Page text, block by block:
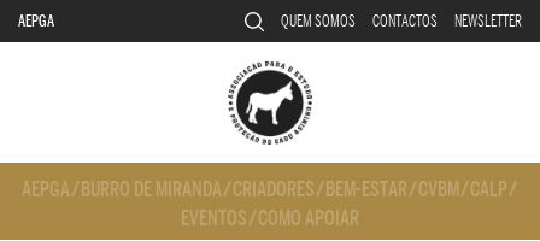
AEPGA QUEM SOMOS CONTACTOS NEWSLETTER
AEPGA/ BURRO DE MIRANDA/CRIADORES/ BEM-ESTAR/CVBM/CALP/
EVENTOS/COMO APOIAR